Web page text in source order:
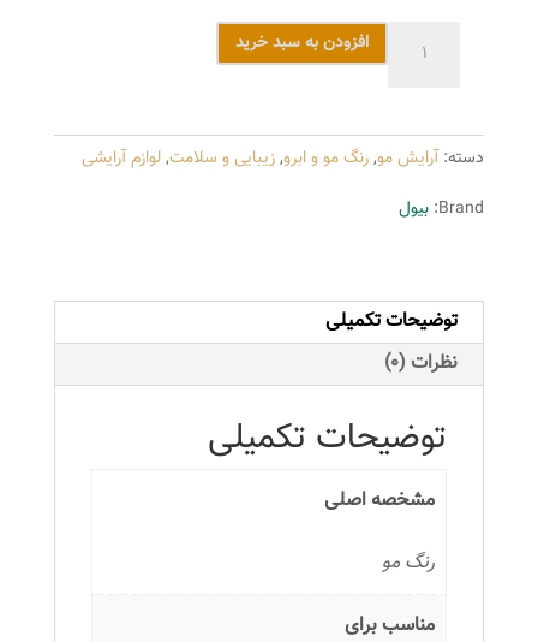
سری
EXTRA
مدل
000
حجم
100
میلی
لیتر
رنگ
روشن
عدد
افزودن به سبد خرید
دسته:آرایش مو,رنگ مو و ابرو,زیبایی و سلامت,لوازم آرایشی
Brand: بیول
توضیحات تکمیلی
نظرات (0)
توضیحات تکمیلی
مشخصه اصلی
رنگ مو
مناسب برای